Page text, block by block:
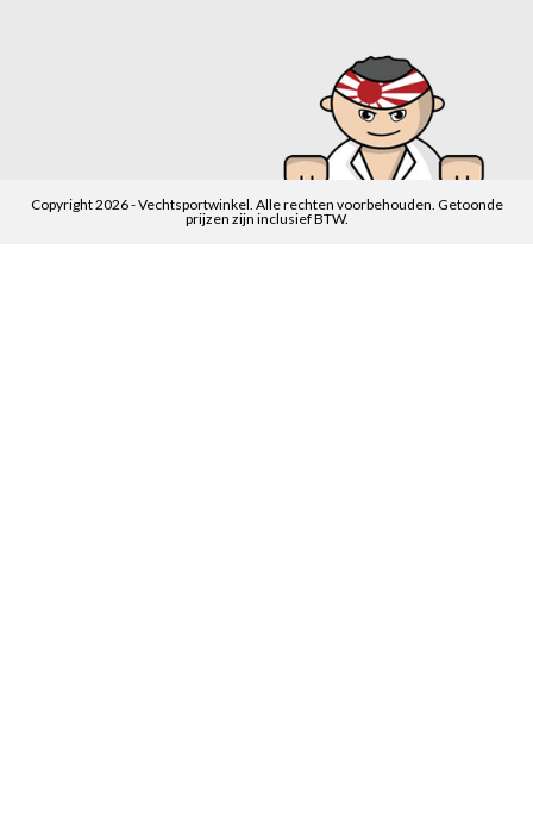
Copyright 2026 - Vechtsportwinkel. Alle rechten voorbehouden. Getoonde
prijzen zijn inclusief BTW.